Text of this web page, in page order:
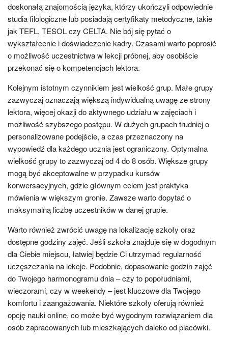
doskonałą znajomością języka, którzy ukończyli odpowiednie
studia filologiczne lub posiadają certyfikaty metodyczne, takie
jak TEFL, TESOL czy CELTA. Nie bój się pytać o
wykształcenie i doświadczenie kadry. Czasami warto poprosić
o możliwość uczestnictwa w lekcji próbnej, aby osobiście
przekonać się o kompetencjach lektora.
Kolejnym istotnym czynnikiem jest wielkość grup. Małe grupy
zazwyczaj oznaczają większą indywidualną uwagę ze strony
lektora, więcej okazji do aktywnego udziału w zajęciach i
możliwość szybszego postępu. W dużych grupach trudniej o
personalizowane podejście, a czas przeznaczony na
wypowiedź dla każdego ucznia jest ograniczony. Optymalna
wielkość grupy to zazwyczaj od 4 do 8 osób. Większe grupy
mogą być akceptowalne w przypadku kursów
konwersacyjnych, gdzie głównym celem jest praktyka
mówienia w większym gronie. Zawsze warto dopytać o
maksymalną liczbę uczestników w danej grupie.
Warto również zwrócić uwagę na lokalizację szkoły oraz
dostępne godziny zajęć. Jeśli szkoła znajduje się w dogodnym
dla Ciebie miejscu, łatwiej będzie Ci utrzymać regularność
uczęszczania na lekcje. Podobnie, dopasowanie godzin zajęć
do Twojego harmonogramu dnia – czy to popołudniami,
wieczorami, czy w weekendy – jest kluczowe dla Twojego
komfortu i zaangażowania. Niektóre szkoły oferują również
opcję nauki online, co może być wygodnym rozwiązaniem dla
osób zapracowanych lub mieszkających daleko od placówki.